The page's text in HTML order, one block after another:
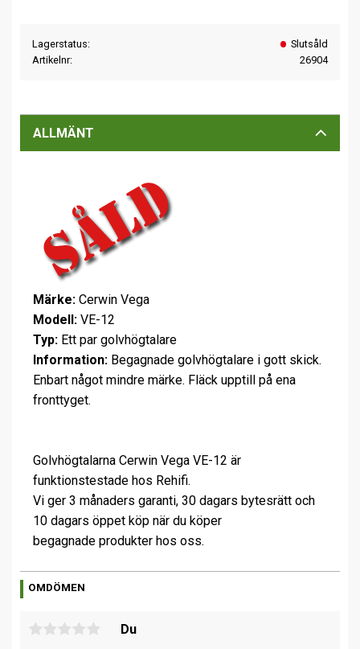
Lagerstatus
Slutsåld
Artikelnr
26904
ALLMÄNT
Märke: Cerwin Vega
Modell: VE-12
Typ: Ett par golvhögtalare
Information: Begagnade golvhögtalare i gott skick.
Enbart något mindre märke. Fläck upptill på ena
fronttyget.
Golvhögtalarna Cerwin Vega VE-12 är
funktionstestade hos Rehifi.
Vi ger 3 månaders garanti, 30 dagars bytesrätt och
10 dagars öppet köp när du köper
begagnade produkter hos oss.
OMDÖMEN
Du